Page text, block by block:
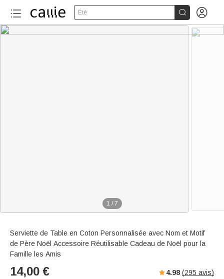
Été  
1 / 7
Serviette de Table en Coton Personnalisée avec Nom et Motif
de Père Noël Accessoire Réutilisable Cadeau de Noël pour la
Famille les Amis
14,00 € 4.98 (295 avis)